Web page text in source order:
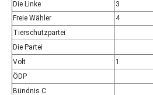
Die Linke
3
Freie Wähler
4
Tierschutzpartei
Die Partei
Volt
1
ÖDP
Bündnis C